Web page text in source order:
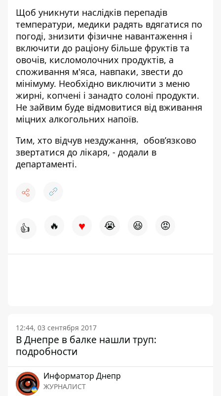
Щоб уникнути наслідків перепадів
температури, медики радять вдягатися по
погоді, знизити фізичне навантаження і
включити до раціону більше фруктів та
овочів, кисломолочних продуктів, а
споживання м'яса, навпаки, звести до
мінімуму. Необхідно виключити з меню
жирні, копчені і занадто солоні продукти.
Не зайвим буде відмовитися від вживання
міцних алкогольних напоїв.
Тим, хто відчув нездужання, обов’язково
звертатися до лікаря, - додали в
департаменті.
👍 🔥 ♥ 😭 😆 😡
12:44, 03 сентября 2017
В Днепре в балке нашли труп:
подробности
Информатор Днепр
ЖУРНАЛИСТ